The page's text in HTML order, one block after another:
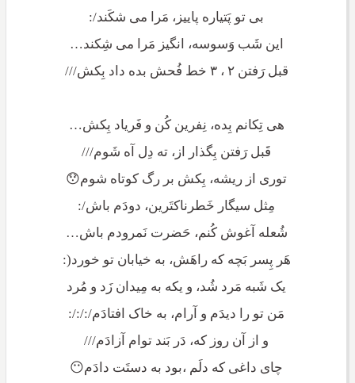
بی تو پَتیاره پاییز، مَرا می شکَند/:
این شَب وَسوسه، انگیز مَرا می شِکند…
قبل رَفتن ۲ ، ۳ خط فُحش بده داد بِکش///
هی تِکانم بِده، نِفرین کُن و فَریاد بِکش…
قَبل رَفتن بِگذار از، ته دِل آه شَوم///
توری از ریشه، بِکش بر رگ کوتاه شوم😯
مِثل سیگار خَطرناکتَرین، دودَم باش/:
شُعله آغوش کُنم، حَضرت نَمرودم باش…
هَر پِسر بَچه که راهَش، به خیابان تو خورد(:
یک شَبه مَرد شُد، و یکه به مِیدان زَد و مُرد
مَن تو را دیدَم و آرام، به خاک افتادَم/:/:/:
و از آن روز که، دَر بَند توام آزادَم///
چای داغی که دلَم ،بود به دستَت دادَم😶